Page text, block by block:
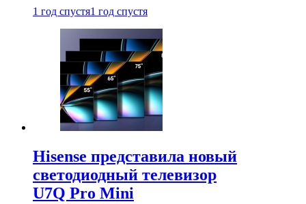
1 год спустя1 год спустя
Hisense представила новый
светодиодный телевизор
U7Q Pro Mini